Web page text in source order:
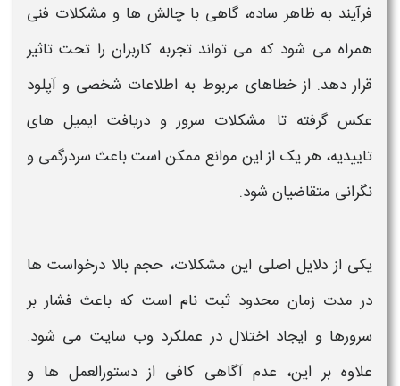
فرآیند به ظاهر ساده، گاهی با چالش‌ ها و مشکلات فنی
همراه می‌ شود که می‌ تواند تجربه کاربران را تحت تاثیر
قرار دهد. ازخطاهای مربوط به اطلاعات شخصی و آپلود
عکس گرفته تا مشکلات سرور و دریافت ایمیل‌ های
تاییدیه، هر یک از این موانع ممکن است باعث سردرگمی و
نگرانی متقاضیان شود.
یکی از دلایل اصلی این مشکلات، حجم بالا درخواست‌ ها
در مدت زمان محدودثبت نام است که باعث فشار بر
سرورها و ایجاد اختلال در عملکرد وب‌ سایت می‌ شود.
علاوه بر این، عدم آگاهی کافی از دستورالعمل‌ ها و